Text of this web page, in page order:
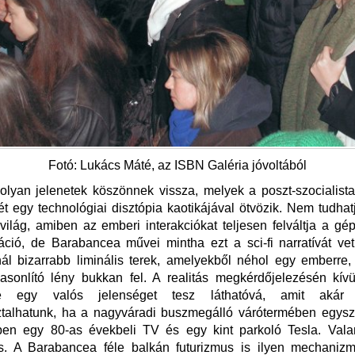
Fotó: Lukács Máté, az ISBN Galéria jóvoltából
jelenetek köszönnek vissza, melyek a poszt-
egy technológiai disztópia kaotikájával ötvözik. Nem
amiben az emberi interakciókat teljesen felváltja a
de Barabancea művei mintha ezt a sci-fi narratívát
bizarrabb liminális terek, amelyekből néhol egy
lény bukkan fel. A realitás megkérdőjelezésén
egy valós jelenséget tesz láthatóvá, amit
ha a nagyváradi buszmegálló várótermében
egy 80-as évekbeli TV és egy kint parkoló Tesla.
A Barabancea féle balkán futurizmus is ilyen